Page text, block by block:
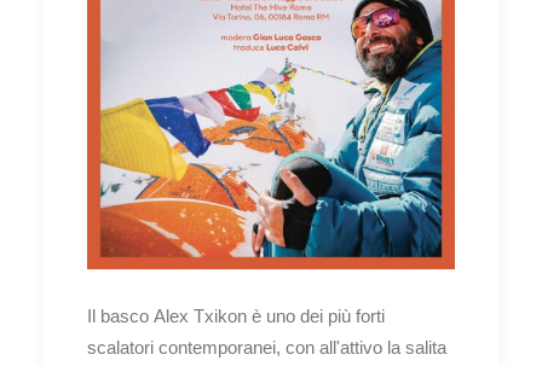
Il basco Alex Txikon è uno dei più forti
scalatori contemporanei, con all'attivo la salita